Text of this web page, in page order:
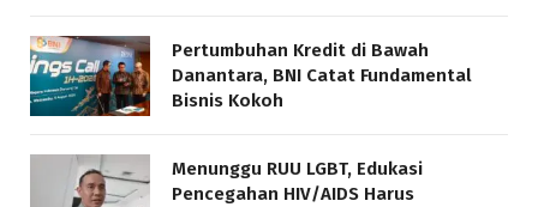
Pertumbuhan Kredit di Bawah
Danantara, BNI Catat Fundamental
Bisnis Kokoh
Menunggu RUU LGBT, Edukasi
Pencegahan HIV/AIDS Harus